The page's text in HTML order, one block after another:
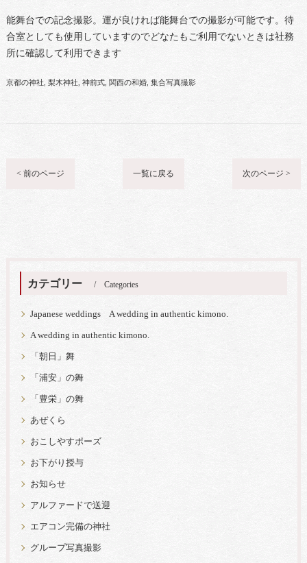
能舞台での記念撮影。運が良ければ能舞台での撮影が可能です。待
合室としても使用していますのでどなたもご利用でないときは社務
所に確認して利用できます
京都の神社 梨木神社 神前式 関西の和婚 集合写真撮影
< 前のページ 一覧に戻る 次のページ >
カテゴリー Categories
Japanese weddings A wedding in authentic kimono.
A wedding in authentic kimono.
「朝日」舞
「浦安」の舞
「豊栄」の舞
あぜくら
おこしやすポーズ
お下がり授与
お知らせ
アルファードで送迎
エアコン完備の神社
グループ写真撮影